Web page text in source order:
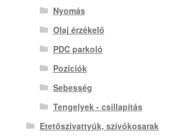
Nyomás
Olaj érzékelő
PDC parkoló
Pozíciók
Sebesség
Tengelyek - csillapítás
Etetőszivattyúk, szívókosarak